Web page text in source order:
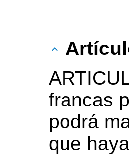
francas
podrá
que